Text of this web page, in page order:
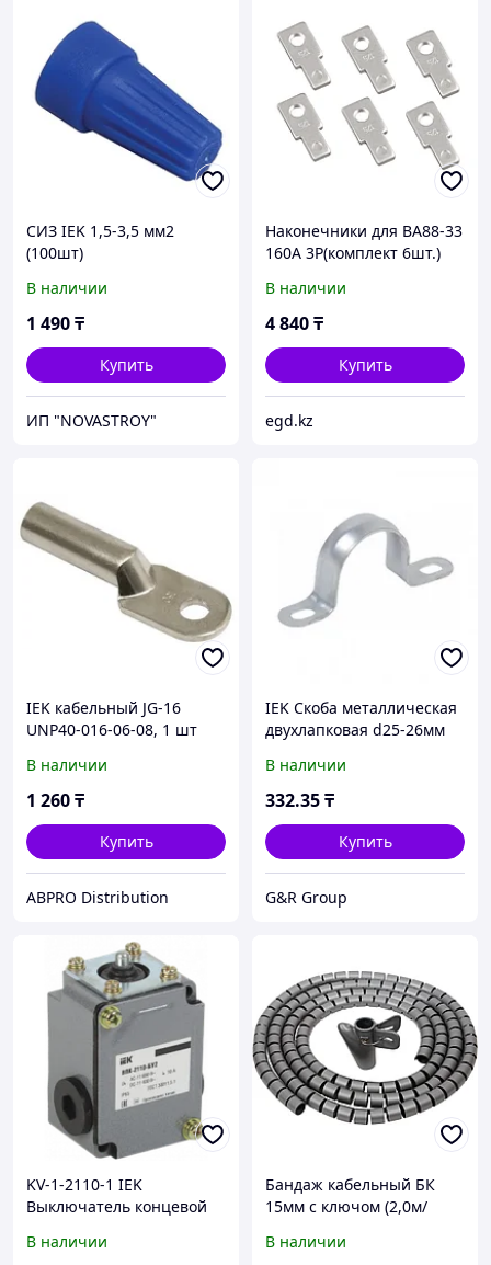
СИЗ IEK 1,5-3,5 мм2
(100шт)
В наличии
1 490₸
Купить
ИП "NOVASTROY"
Наконечники для ВА88-33
160А 3Р(комплект 6шт.)
В наличии
4 840₸
Купить
egd.kz
IEK кабельный JG-16
UNP40-016-06-08, 1 шт
В наличии
1 260₸
Купить
ABPRO Distribution
IEK Скоба металлическая
двухлапковая d25-26мм
В наличии
332.35₸
Купить
G&R Group
KV-1-2110-1 IEK
Выключатель концевой
IP65 IEK
В наличии
Бандаж кабельный БК
15мм с ключом (2,0м/
В наличии